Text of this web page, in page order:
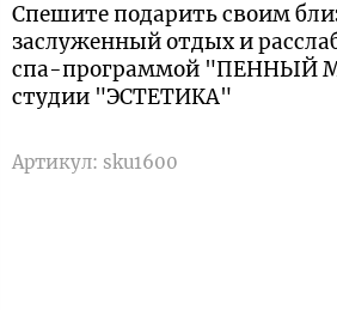
Спешите подарить своим
заслуженный отдых и
спа-программой "ПЕННЫЙ
студии "ЭСТЕТИКА"
Артикул: sku1600